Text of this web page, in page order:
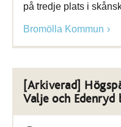
på tredje plats i
Bromölla Kommun
[Arkiverad]
Valje och Edenryd